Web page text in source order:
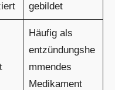
gebildet
Häufig als
entzündungshe
mmendes
Medikament